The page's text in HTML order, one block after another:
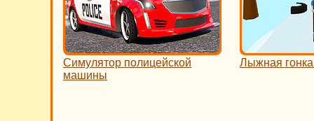
Симулятор полицейской
машины
Лыжная